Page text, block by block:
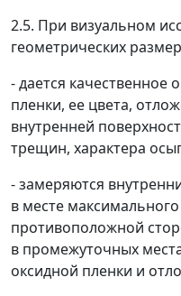
2.5. При визуальном
геометрических
- дается качественное
пленки, ее цвета,
внутренней
трещин, характера
- замеряются
в месте
противоположной
в промежуточных
оксидной пленки и